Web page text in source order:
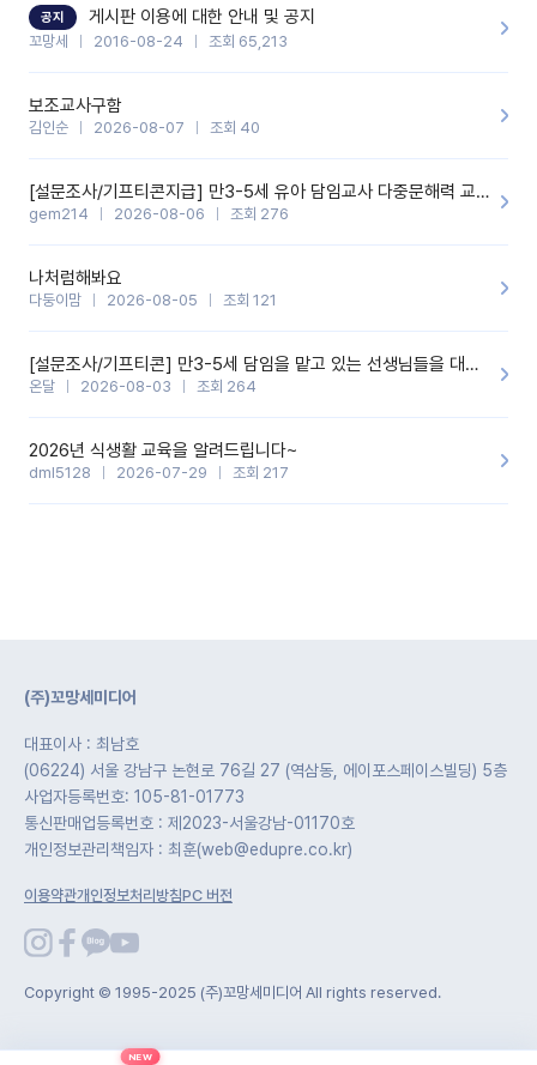
기능을 개발해 주셔서 감사합니다.
공지 게시판 이용에 대한 안내 및 공지
꼬망세 2016-08-24 조회 65,213
보조교사구함
김인순 2026-08-07 조회 40
[설문조사/기프티콘지급] 만3-5세 유아 담임교사 다중문해력 교육 증진을 위한 설문조사
gem214 2026-08-06 조회 276
나처럼해봐요
다둥이맘 2026-08-05 조회 121
[설문조사/기프티콘] 만3-5세 담임을 맡고 있는 선생님들을 대상으로 설문조사를 합니다!
온달 2026-08-03 조회 264
2026년 식생활 교육을 알려드립니다~
dml5128 2026-07-29 조회 217
(주)꼬망세미디어
대표이사 : 최남호
(06224) 서울 강남구 논현로 76길 27 (역삼동, 에이포스페이스빌딩) 5층
사업자등록번호: 105-81-01773
통신판매업등록번호 : 제2023-서울강남-01170호
개인정보관리책임자 : 최훈(web@edupre.co.kr)
이용약관개인정보처리방침PC 버전
Copyright © 1995-2025 (주)꼬망세미디어 All rights reserved.
NEW